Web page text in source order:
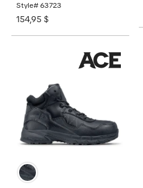
Style# 63723
154,95 $